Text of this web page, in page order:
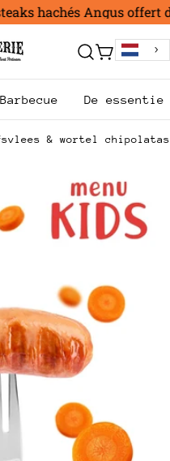
hachés Angus offert
Trolley
Barbecue De essentie
& wortel chipolatas